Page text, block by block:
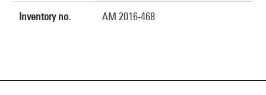
Inventory no. AM 2016-468